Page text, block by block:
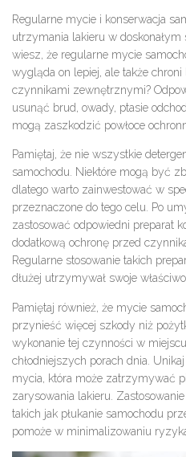
Regularne mycie i konserwacja
utrzymania lakieru w doskonałym
wiesz, że regularne mycie
wygląda on lepiej, ale także
czynnikami zewnętrznymi?
usunąć brud, owady, ptasie
mogą zaszkodzić powłoce
Pamiętaj, że nie wszystkie
samochodu. Niektóre mogą być
dlatego warto zainwestować w
przeznaczone do tego celu. Po
zastosować odpowiedni preparat
dodatkową ochronę przed
Regularne stosowanie takich
dłużej utrzymywał swoje
Pamiętaj również, że mycie
przynieść więcej szkody niż
wykonanie tej czynności w
chłodniejszych porach dnia.
mycia, która może zatrzymywać
zarysowania lakieru.
takich jak płukanie samochodu
pomoże w minimalizowaniu